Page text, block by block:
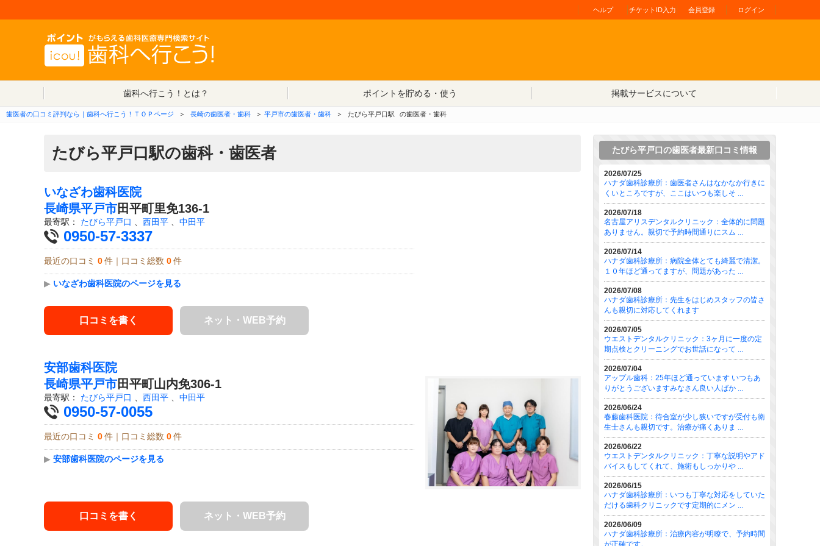
ヘルプ チケットID入力 会員登録 ログイン
歯科へ行こう！とは？
ポイントを貯める・使う 掲載サービスについて
歯医者の口コミ評判なら｜歯科へ行こう！ＴＯＰページ ＞ 長崎の歯医者・歯科 ＞ 平戸市の歯医者・歯科 ＞ たびら平戸口駅 の歯医者・歯科
たびら平戸口駅の歯科・歯医者
いなざわ歯科医院
長崎県平戸市田平町里免136-1
最寄駅： たびら平戸口 西田平 中田平
0950-57-3337
最近の口コミ 0 件｜口コミ総数 0 件
▶ いなざわ歯科医院のページを見る
口コミを書く ネット・WEB予約
安部歯科医院
長崎県平戸市田平町山内免306-1
最寄駅： たびら平戸口 西田平 中田平
0950-57-0055
最近の口コミ 0 件｜口コミ総数 0 件
▶ 安部歯科医院のページを見る
口コミを書く ネット・WEB予約
たびら平戸口の歯医者最新口コミ情報
2026/07/25
ハナダ歯科診療所：歯医者さんはなかなか行きに
くいところですが、ここはいつも楽しそ ...
2026/07/18
名古屋アリスデンタルクリニック：全体的に問題
ありません。親切で予約時間通りにスム ...
2026/07/14
ハナダ歯科診療所：病院全体とても綺麗で清潔。
１０年ほど通ってますが、問題があった ...
2026/07/08
ハナダ歯科診療所：先生をはじめスタッフの皆さ
んも親切に対応してくれます
2026/07/05
ウエストデンタルクリニック：3ヶ月に一度の定
期点検とクリーニングでお世話になって ...
2026/07/04
アップル歯科：25年ほど通っています いつもあ
りがとうございますみなさん良い人ばか ...
2026/06/24
春藤歯科医院：待合室が少し狭いですが受付も衛
生士さんも親切です。治療が痛くありま ...
2026/06/22
ウエストデンタルクリニック：丁寧な説明やアド
バイスもしてくれて、施術もしっかりや ...
2026/06/15
ハナダ歯科診療所：いつも丁寧な対応をしていた
だける歯科クリニックです定期的にメン ...
2026/06/09
ハナダ歯科診療所：治療内容が明瞭で、予約時間